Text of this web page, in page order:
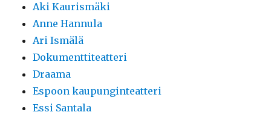
Aki Kaurismäki
Anne Hannula
Ari Ismälä
Dokumenttiteatteri
Draama
Espoon kaupunginteatteri
Essi Santala